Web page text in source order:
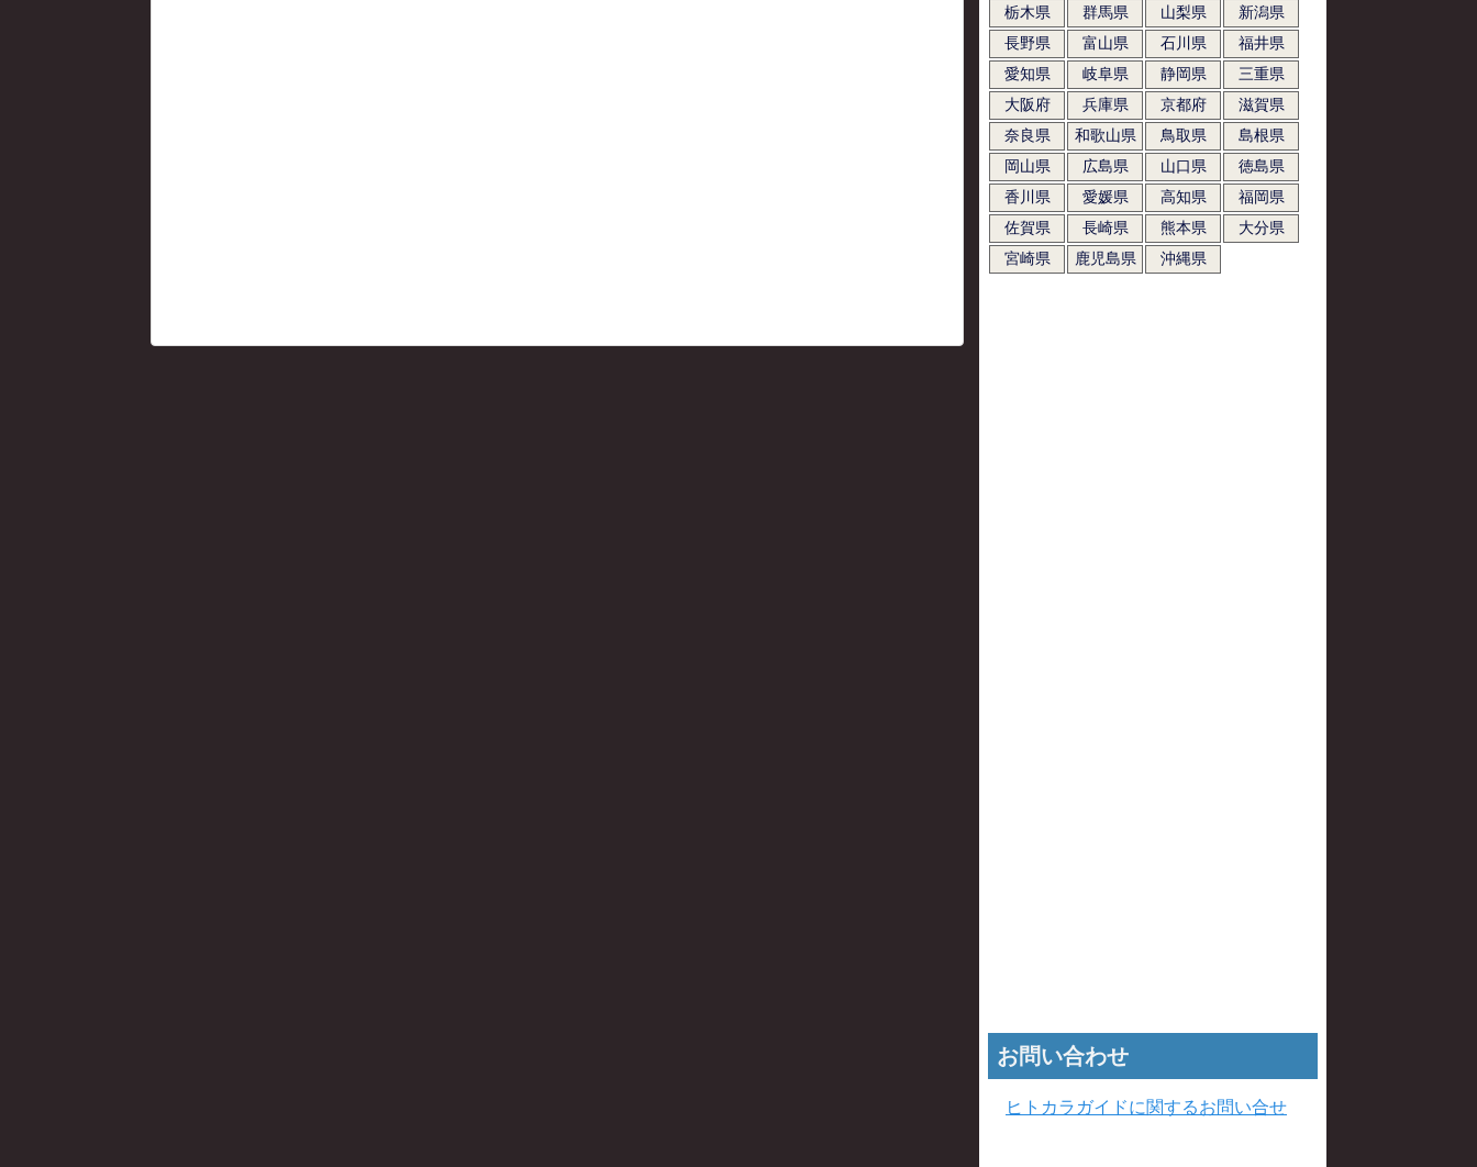
栃木県
群馬県 山梨県
新潟県
長野県
富山県 石川県
福井県
愛知県
岐阜県 静岡県
三重県
大阪府
兵庫県 京都府
滋賀県
奈良県
和歌山県 鳥取県
島根県
岡山県
広島県 山口県
徳島県
香川県
愛媛県 高知県
福岡県
佐賀県
長崎県 熊本県
大分県
宮崎県
鹿児島県 沖縄県
お問い合わせ
ヒトカラガイドに関するお問い合せ